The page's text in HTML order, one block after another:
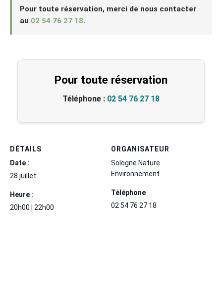
Pour toute réservation, merci de nous contacter
au 02 54 76 27 18.
Pour toute réservation
Téléphone : 02 54 76 27 18
DÉTAILS
Date :
28 juillet
Heure :
20h00 | 22h00
ORGANISATEUR
Sologne Nature
Environnement
Téléphone
02 54 76 27 18